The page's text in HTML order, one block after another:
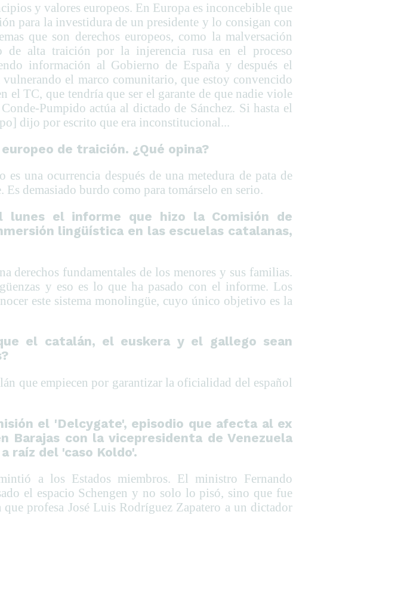
y valores europeos. En Europa es inconcebible que
para la investidura de un presidente y lo consigan con
que son derechos europeos, como la malversación
alta traición por la injerencia rusa en el proceso
información al Gobierno de España y después el
el marco comunitario, que estoy convencido
el TC, que tendría que ser el garante de que nadie viole
Pumpido actúa al dictado de Sánchez. Si hasta el
dijo por escrito que era inconstitucional...
de traición. ¿Qué opina?
una ocurrencia después de una metedura de pata de
demasiado burdo como para tomárselo en serio.
lunes el informe que hizo la Comisión de
lingüística en las escuelas catalanas,
derechos fundamentales de los menores y sus familias.
y eso es lo que ha pasado con el informe. Los
este sistema monolingüe, cuyo único objetivo es la
el catalán, el euskera y el gallego sean
que empiecen por garantizar la oficialidad del español
el 'Delcygate', episodio que afecta al ex
Barajas con la vicepresidenta de Venezuela
raíz del 'caso Koldo'.
a los Estados miembros. El ministro Fernando
el espacio Schengen y no solo lo pisó, sino que fue
profesa José Luis Rodríguez Zapatero a un dictador